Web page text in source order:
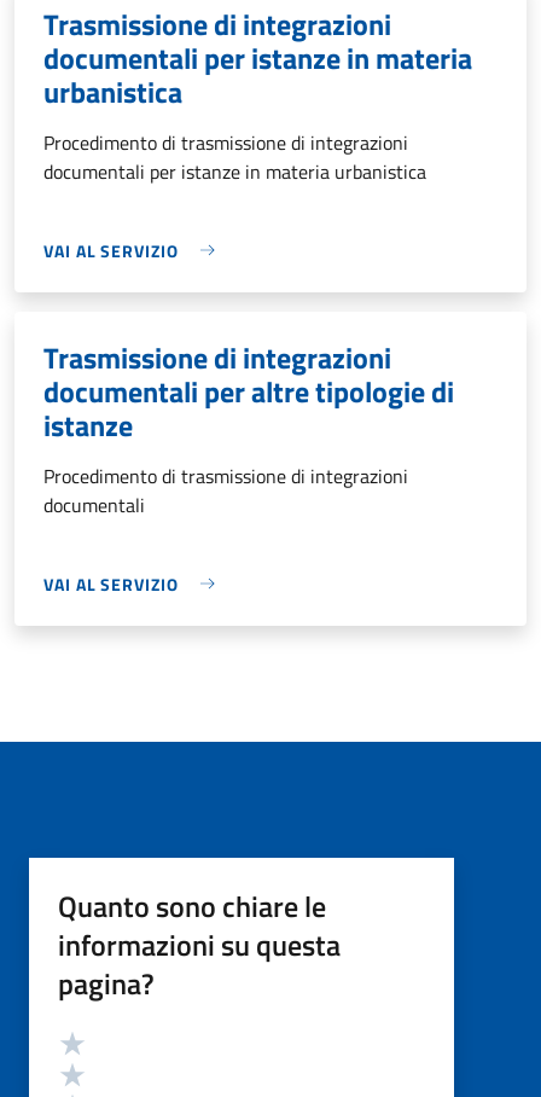
Trasmissione di integrazioni
documentali per istanze in materia
urbanistica
Procedimento di trasmissione di integrazioni
documentali per istanze in materia urbanistica
VAI AL SERVIZIO
Trasmissione di integrazioni
documentali per altre tipologie di
istanze
Procedimento di trasmissione di integrazioni
documentali
VAI AL SERVIZIO
Quanto sono chiare le
informazioni su questa
pagina?
Valutazione